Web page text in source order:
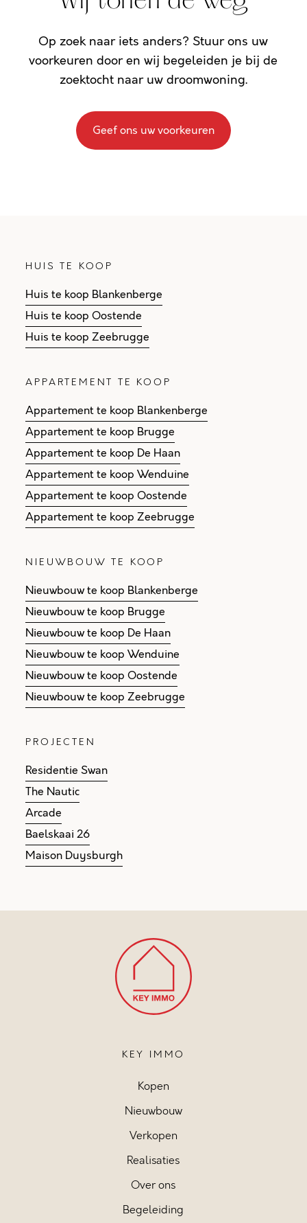
Op zoek naar iets anders? Stuur ons uw
voorkeuren door en wij begeleiden je bij de
zoektocht naar uw droomwoning.
Geef ons uw voorkeuren
HUIS TE KOOP
Huis te koop Blankenberge
Huis te koop Oostende
Huis te koop Zeebrugge
APPARTEMENT TE KOOP
Appartement te koop Blankenberge
Appartement te koop Brugge
Appartement te koop De Haan
Appartement te koop Wenduine
Appartement te koop Oostende
Appartement te koop Zeebrugge
NIEUWBOUW TE KOOP
Nieuwbouw te koop Blankenberge
Nieuwbouw te koop Brugge
Nieuwbouw te koop De Haan
Nieuwbouw te koop Wenduine
Nieuwbouw te koop Oostende
Nieuwbouw te koop Zeebrugge
PROJECTEN
Residentie Swan
The Nautic
Arcade
Baelskaai 26
Maison Duysburgh
KEY IMMO
Kopen
Nieuwbouw
Verkopen
Realisaties
Over ons
Begeleiding